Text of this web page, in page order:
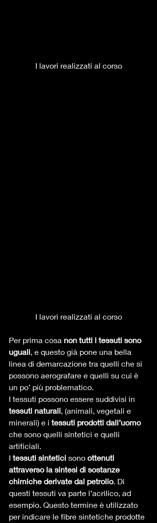
I lavori realizzati al corso
I lavori realizzati al corso
Per prima cosa non tutti i tessuti sono
uguali, e questo già pone una bella
linea di demarcazione tra quelli che si
possono aerografare e quelli su cui è
un po’ più problematico.
I tessuti possono essere suddivisi in
tessuti naturali, (animali, vegetali e
minerali) e i tessuti prodotti dall’uomo
che sono quelli sintetici e quelli
artificiali.
I tessuti sintetici sono ottenuti
attraverso la sintesi di sostanze
chimiche derivate dal petrolio. Di
questi tessuti va parte l’acrilico, ad
esempio. Questo termine è utilizzato
per indicare le fibre sintetiche prodotte